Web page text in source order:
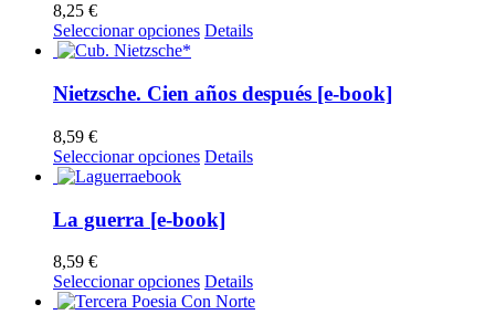
elegir
página
8,25 €
Seleccionar opciones Este
múltiples
variantes.
opciones
se
elegir
en
de
producto
Details
Nietzsche. Cien años después [e-book]
8,59 €
Seleccionar opciones Este
múltiples
variantes.
opciones
se
pueden
Details
La guerra [e-book]
8,59 €
Seleccionar opciones Este
producto
Details